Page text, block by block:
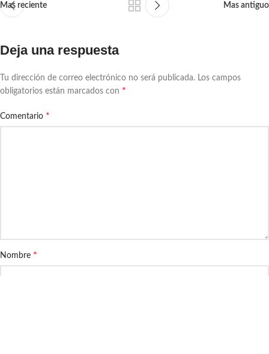
Mas reciente Mas antiguo
Deja una respuesta
Tu dirección de correo electrónico no será publicada. Los campos
obligatorios están marcados con *
Comentario *
Nombre *